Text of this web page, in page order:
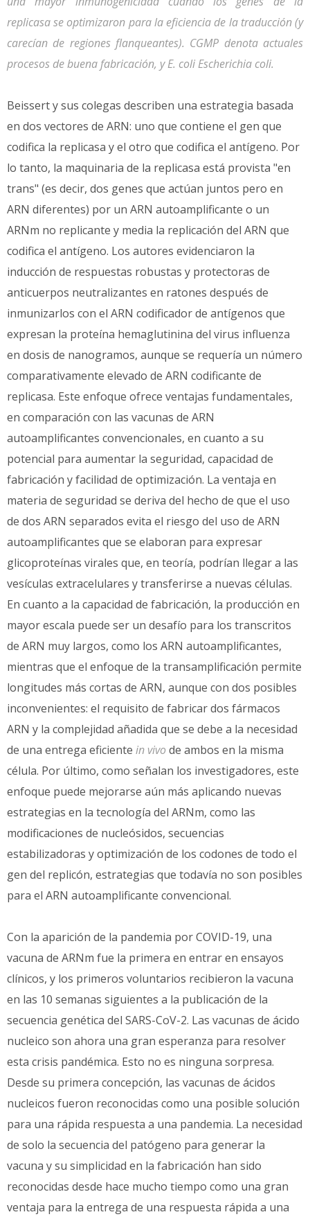
replicasa se optimizaron para la eficiencia de la traducción (y
carecían de regiones flanqueantes). CGMP denota actuales
procesos de buena fabricación, y E. coli Escherichia coli.
Beissert y sus colegas describen una estrategia basada
en dos vectores de ARN: uno que contiene el gen que
codifica la replicasa y el otro que codifica el antígeno. Por
lo tanto, la maquinaria de la replicasa está provista "en
trans" (es decir, dos genes que actúan juntos pero en
ARN diferentes) por un ARN autoamplificante o un
ARNm no replicante y media la replicación del ARN que
codifica el antígeno. Los autores evidenciaron la
inducción de respuestas robustas y protectoras de
anticuerpos neutralizantes en ratones después de
inmunizarlos con el ARN codificador de antígenos que
expresan la proteína hemaglutinina del virus influenza
en dosis de nanogramos, aunque se requería un número
comparativamente elevado de ARN codificante de
replicasa. Este enfoque ofrece ventajas fundamentales,
en comparación con las vacunas de ARN
autoamplificantes convencionales, en cuanto a su
potencial para aumentar la seguridad, capacidad de
fabricación y facilidad de optimización. La ventaja en
materia de seguridad se deriva del hecho de que el uso
de dos ARN separados evita el riesgo del uso de ARN
autoamplificantes que se elaboran para expresar
glicoproteínas virales que, en teoría, podrían llegar a las
vesículas extracelulares y transferirse a nuevas células.
En cuanto a la capacidad de fabricación, la producción en
mayor escala puede ser un desafío para los transcritos
de ARN muy largos, como los ARN autoamplificantes,
mientras que el enfoque de la transamplificación permite
longitudes más cortas de ARN, aunque con dos posibles
inconvenientes: el requisito de fabricar dos fármacos
ARN y la complejidad añadida que se debe a la necesidad
de una entrega eficiente in vivo de ambos en la misma
célula. Por último, como señalan los investigadores, este
enfoque puede mejorarse aún más aplicando nuevas
estrategias en la tecnología del ARNm, como las
modificaciones de nucleósidos, secuencias
estabilizadoras y optimización de los codones de todo el
gen del replicón, estrategias que todavía no son posibles
para el ARN autoamplificante convencional.
Con la aparición de la pandemia por COVID-19, una
vacuna de ARNm fue la primera en entrar en ensayos
clínicos, y los primeros voluntarios recibieron la vacuna
en las 10 semanas siguientes a la publicación de la
secuencia genética del SARS-CoV-2. Las vacunas de ácido
nucleico son ahora una gran esperanza para resolver
esta crisis pandémica. Esto no es ninguna sorpresa.
Desde su primera concepción, las vacunas de ácidos
nucleicos fueron reconocidas como una posible solución
para una rápida respuesta a una pandemia. La necesidad
de solo la secuencia del patógeno para generar la
vacuna y su simplicidad en la fabricación han sido
reconocidas desde hace mucho tiempo como una gran
ventaja para la entrega de una respuesta rápida a una